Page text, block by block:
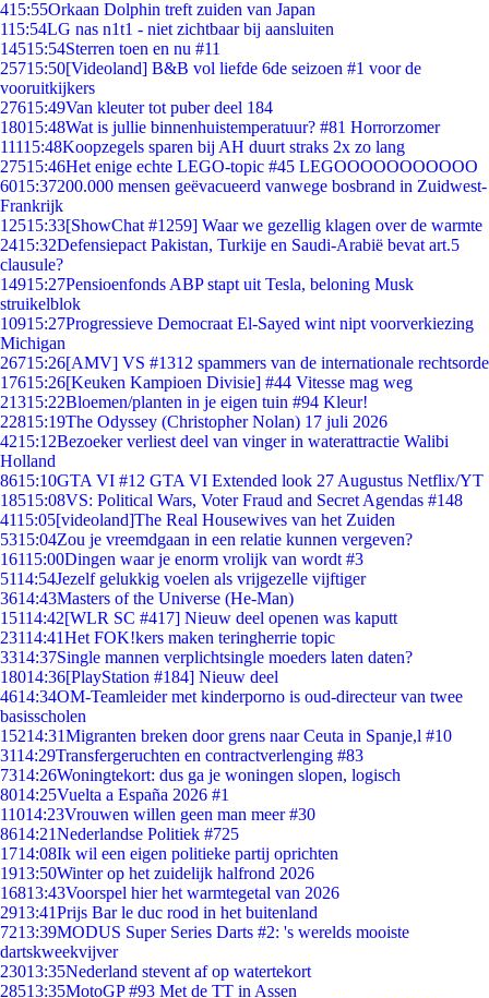
415:55Orkaan Dolphin treft zuiden van Japan
115:54LG nas n1t1 - niet zichtbaar bij aansluiten
14515:54Sterren toen en nu #11
25715:50[Videoland] B&B vol liefde 6de seizoen #1 voor de
vooruitkijkers
27615:49Van kleuter tot puber deel 184
18015:48Wat is jullie binnenhuistemperatuur? #81 Horrorzomer
11115:48Koopzegels sparen bij AH duurt straks 2x zo lang
27515:46Het enige echte LEGO-topic #45 LEGOOOOOOOOOOO
6015:37200.000 mensen geëvacueerd vanwege bosbrand in Zuidwest-
Frankrijk
12515:33[ShowChat #1259] Waar we gezellig klagen over de warmte
2415:32Defensiepact Pakistan, Turkije en Saudi-Arabië bevat art.5
clausule?
14915:27Pensioenfonds ABP stapt uit Tesla, beloning Musk
struikelblok
10915:27Progressieve Democraat El-Sayed wint nipt voorverkiezing
Michigan
26715:26[AMV] VS #1312 spammers van de internationale rechtsorde
17615:26[Keuken Kampioen Divisie] #44 Vitesse mag weg
21315:22Bloemen/planten in je eigen tuin #94 Kleur!
22815:19The Odyssey (Christopher Nolan) 17 juli 2026
4215:12Bezoeker verliest deel van vinger in waterattractie Walibi
Holland
8615:10GTA VI #12 GTA VI Extended look 27 Augustus Netflix/YT
18515:08VS: Political Wars, Voter Fraud and Secret Agendas #148
4115:05[videoland]The Real Housewives van het Zuiden
5315:04Zou je vreemdgaan in een relatie kunnen vergeven?
16115:00Dingen waar je enorm vrolijk van wordt #3
5114:54Jezelf gelukkig voelen als vrijgezelle vijftiger
3614:43Masters of the Universe (He-Man)
15114:42[WLR SC #417] Nieuw deel openen was kaputt
23114:41Het FOK!kers maken teringherrie topic
3314:37Single mannen verplichtsingle moeders laten daten?
18014:36[PlayStation #184] Nieuw deel
4614:34OM-Teamleider met kinderporno is oud-directeur van twee
basisscholen
15214:31Migranten breken door grens naar Ceuta in Spanje,l #10
3114:29Transfergeruchten en contractverlenging #83
7314:26Woningtekort: dus ga je woningen slopen, logisch
8014:25Vuelta a España 2026 #1
11014:23Vrouwen willen geen man meer #30
8614:21Nederlandse Politiek #725
1714:08Ik wil een eigen politieke partij oprichten
1913:50Winter op het zuidelijk halfrond 2026
16813:43Voorspel hier het warmtegetal van 2026
2913:41Prijs Bar le duc rood in het buitenland
7213:39MODUS Super Series Darts #2: 's werelds mooiste
dartskweekvijver
23013:35Nederland stevent af op watertekort
28513:35MotoGP #93 Met de TT in Assen